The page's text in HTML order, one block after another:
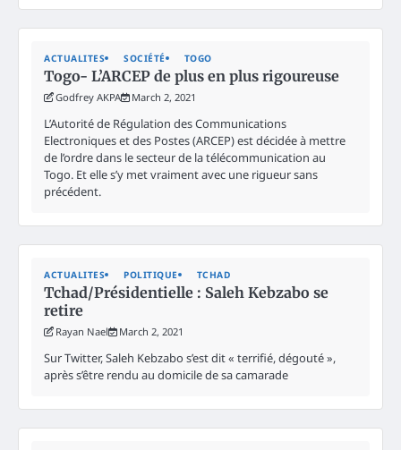
ACTUALITES SOCIÉTÉ TOGO
Togo- L’ARCEP de plus en plus rigoureuse
Godfrey AKPA March 2, 2021
L’Autorité de Régulation des Communications
Electroniques et des Postes (ARCEP) est décidée à mettre
de l’ordre dans le secteur de la télécommunication au
Togo. Et elle s’y met vraiment avec une rigueur sans
précédent.
ACTUALITES POLITIQUE TCHAD
Tchad/Présidentielle : Saleh Kebzabo se
retire
Rayan Nael March 2, 2021
Sur Twitter, Saleh Kebzabo s’est dit « terrifié, dégouté »,
après s’être rendu au domicile de sa camarade